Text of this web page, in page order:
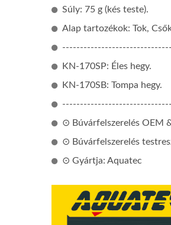
Súly: 75 g (kés teste).
Alap tartozékok: Tok,
KN-170SP: Éles hegy.
KN-170SB: Tompa hegy.
⊙ Búvárfelszerelés OEM
⊙ Búvárfelszerelés
⊙ Gyártja: Aquatec
Guardian Légszűrő